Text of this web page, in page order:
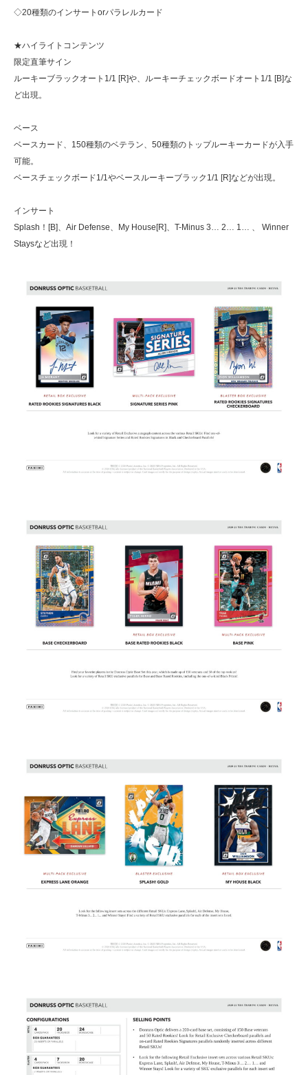
◇20種類のインサートorパラレルカード
★ハイライトコンテンツ
限定直筆サイン
ルーキーブラックオート1/1 [R]や、ルーキーチェックボードオート1/1 [B]な
ど出現。
ベース
ベースカード、150種類のベテラン、50種類のトップルーキーカードが入手
可能。
ベースチェックボード1/1やベースルーキーブラック1/1 [R]などが出現。
インサート
Splash！[B]、Air Defense、My House[R]、T-Minus 3… 2… 1… 、 Winner
Staysなど出現！